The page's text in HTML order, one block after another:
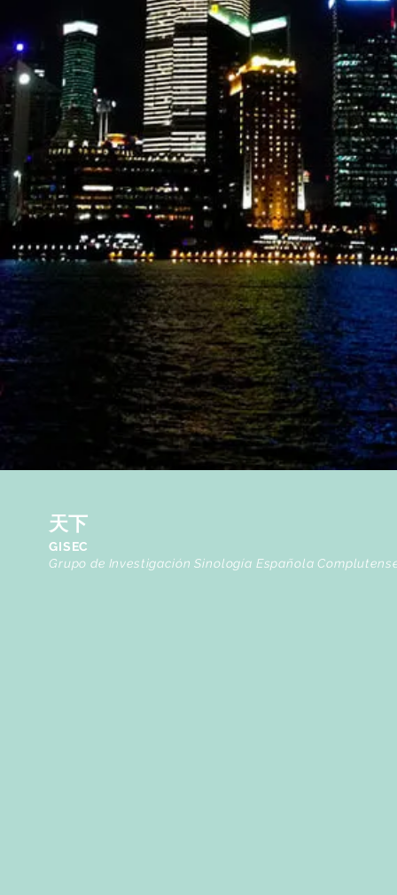
天下
GISEC
Grupo de Investigación Sinología Española